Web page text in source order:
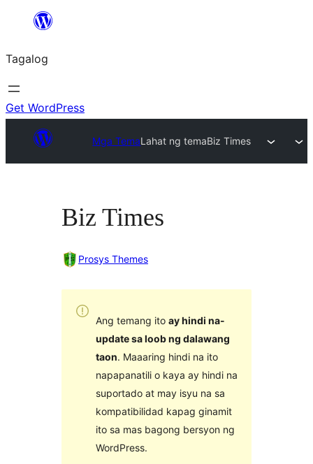
Lumaktaw
sa
content
Tagalog
Get WordPress
Mga TemaLahat ng temaBiz Times
Biz Times
Prosys Themes
Ang temang ito ay hindi na-
update sa loob ng dalawang
taon. Maaaring hindi na ito
napapanatili o kaya ay hindi na
suportado at may isyu na sa
kompatibilidad kapag ginamit
ito sa mas bagong bersyon ng
WordPress.